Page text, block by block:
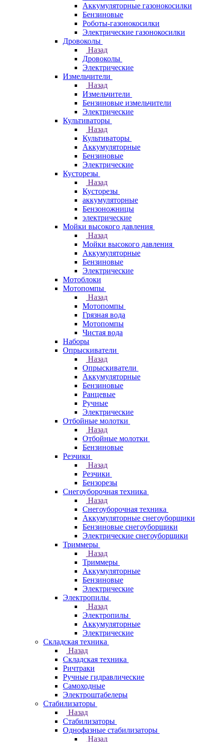
Аккумуляторные газонокосилки
Бензиновые
Роботы-газонокосилки
Электрические газонокосилки
Дровоколы
Назад
Дровоколы
Электрические
Измельчители
Назад
Измельчители
Бензиновые измельчители
Электрические
Культиваторы
Назад
Культиваторы
Аккумуляторные
Бензиновые
Электрические
Кусторезы
Назад
Кусторезы
аккумуляторные
Бензоножницы
электрические
Мойки высокого давления
Назад
Мойки высокого давления
Аккумуляторные
Бензиновые
Электрические
Мотоблоки
Мотопомпы
Назад
Мотопомпы
Грязная вода
Мотопомпы
Чистая вода
Наборы
Опрыскиватели
Назад
Опрыскиватели
Аккумуляторные
Бензиновые
Ранцевые
Ручные
Электрические
Отбойные молотки
Назад
Отбойные молотки
Бензиновые
Резчики
Назад
Резчики
Бензорезы
Снегоуборочная техника
Назад
Снегоуборочная техника
Аккумуляторные снегоуборщики
Бензиновые снегоуборщики
Электрические снегоуборщики
Триммеры
Назад
Триммеры
Аккумуляторные
Бензиновые
Электрические
Электропилы
Назад
Электропилы
Аккумуляторные
Электрические
Складская техника
Назад
Складская техника
Ричтраки
Ручные гидравлические
Самоходные
Электроштабелеры
Стабилизаторы
Назад
Стабилизаторы
Однофазные стабилизаторы
Назад